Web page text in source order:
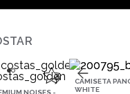
NOISES -
CAMISETA
WHITE